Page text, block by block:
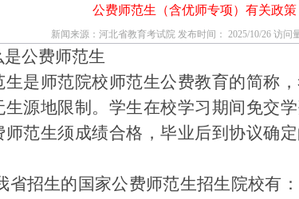
公费师范生（含优师专项）有关政策
新闻来源：河北省教育考试院 发布时间： 2025/10/26 访问
是公费师范生
生是师范院校师范生公费教育的简称
生源地限制。学生在校学习期间免交
师范生须成绩合格，毕业后到协议确
招生的国家公费师范生招生院校有：